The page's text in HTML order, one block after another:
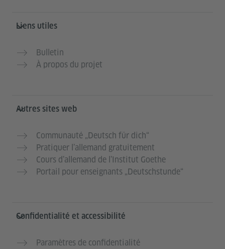
Liens utiles
Bulletin
À propos du projet
Autres sites web
Communauté „Deutsch für dich“
Pratiquer l’allemand gratuitement
Cours d’allemand de l’Institut Goethe
Portail pour enseignants „Deutschstunde“
Confidentialité et accessibilité
Paramètres de confidentialité